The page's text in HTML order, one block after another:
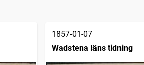
1857-01-07
Wadstena läns tidning